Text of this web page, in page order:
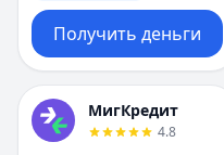
Получить деньги
МигКредит
4.8